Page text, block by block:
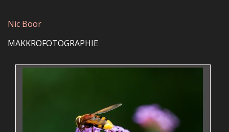
Nic Boor
MAKKROFOTOGRAPHIE